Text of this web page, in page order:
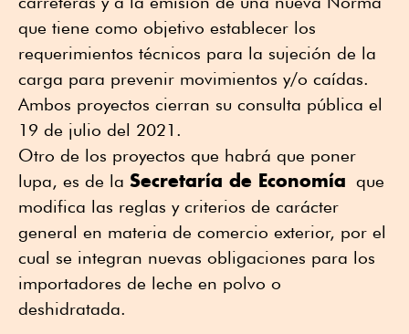
que tiene como objetivo establecer los
requerimientos técnicos para la sujeción de la
carga para prevenir movimientos y/o caídas.
Ambos proyectos cierran su consulta pública el
19 de julio del 2021.
Otro de los proyectos que habrá que poner
lupa, es de la Secretaría de Economía que
modifica las reglas y criterios de carácter
general en materia de comercio exterior, por el
cual se integran nuevas obligaciones para los
importadores de leche en polvo o
deshidratada.